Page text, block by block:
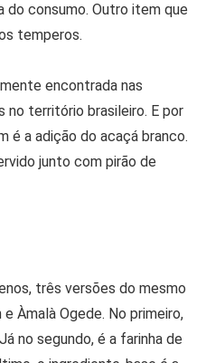
do consumo. Outro item que
temperos.
encontrada nas
no território brasileiro. E por
é a adição do acaçá branco.
junto com pirão de
três versões do mesmo
Àmalà Ogede. No primeiro,
no segundo, é a farinha de